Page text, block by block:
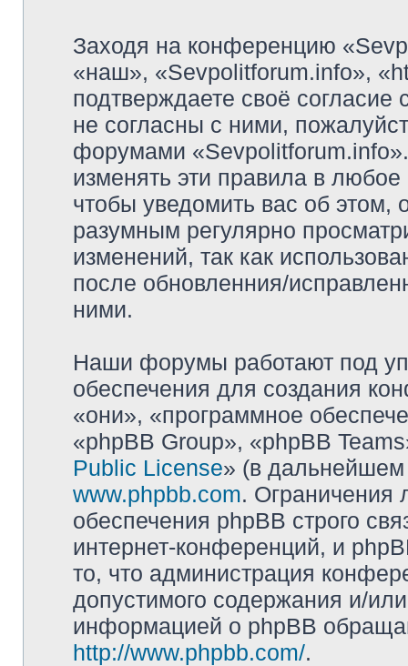
Заходя на конференцию
«наш», «Sevpolitforum.info»,
подтверждаете своё
не согласны с ними,
форумами
изменять эти правила в
чтобы уведомить вас об
разумным регулярно
изменений, так как
после обновленния/
ними.
Наши форумы работают под
обеспечения для создания
«они», «программное
«phpBB Group», «phpBB
Public License» (в дальнейшем
www.phpbb.com. Ограничения
обеспечения phpBB строго
интернет-конференций, и
то, что администрация
допустимого содержания и/
информацией о phpBB
http://www.phpbb.com/.